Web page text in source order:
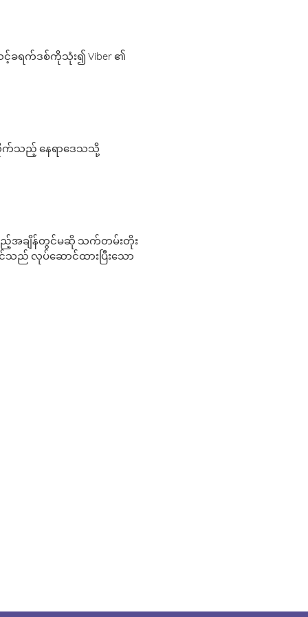
ခရက်ဒစ်ကိုသုံး၍ Viber ၏
လိုက်သည့် နေရာဒေသသို့
ည်သည့်အချိန်တွင်မဆို သက်တမ်းတိုး
ည် လုပ်ဆောင်ထားပြီးသော